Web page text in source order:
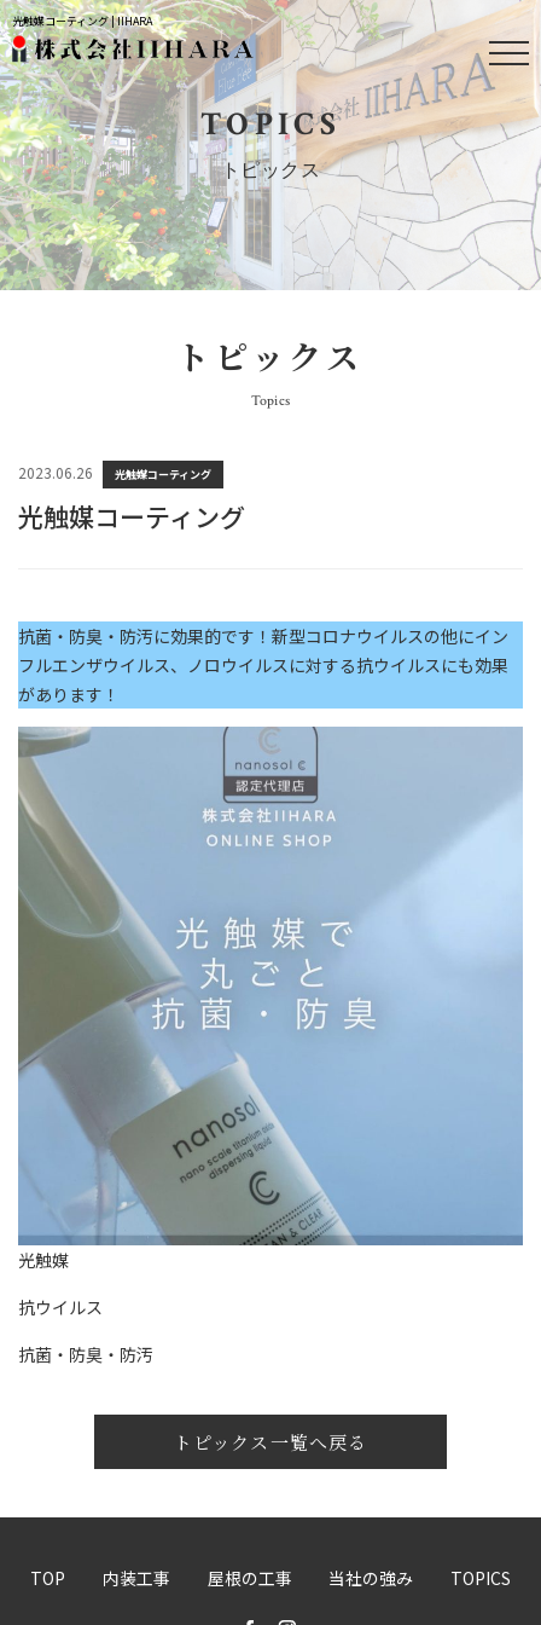
光触媒コーティング | IIHARA
TOPICS
トピックス
トピックス
Topics
2023.06.26 光触媒コーティング
光触媒コーティング
抗菌・防臭・防汚に効果的です！新型コロナウイルスの他にイン
フルエンザウイルス、ノロウイルスに対する抗ウイルスにも効果
があります！
光触媒
抗ウイルス
抗菌・防臭・防汚
トピックス一覧へ戻る
TOP 内装工事 屋根の工事 当社の強み TOPICS